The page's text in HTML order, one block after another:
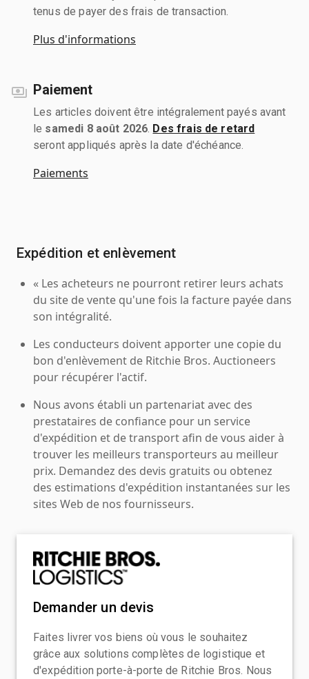
tenus de payer des frais de transaction.
Plus d'informations
Paiement
Les articles doivent être intégralement payés avant
le samedi 8 août 2026 Des frais de retard
seront appliqués après la date d'échéance.
Paiements
Expédition et enlèvement
« Les acheteurs ne pourront retirer leurs achats
du site de vente qu'une fois la facture payée dans
son intégralité.
Les conducteurs doivent apporter une copie du
bon d'enlèvement de Ritchie Bros. Auctioneers
pour récupérer l'actif.
Nous avons établi un partenariat avec des
prestataires de confiance pour un service
d'expédition et de transport afin de vous aider à
trouver les meilleurs transporteurs au meilleur
prix. Demandez des devis gratuits ou obtenez
des estimations d'expédition instantanées sur les
sites Web de nos fournisseurs.
Demander un devis
Faites livrer vos biens où vous le souhaitez
grâce aux solutions complètes de logistique et
d'expédition porte-à-porte de Ritchie Bros. Nous